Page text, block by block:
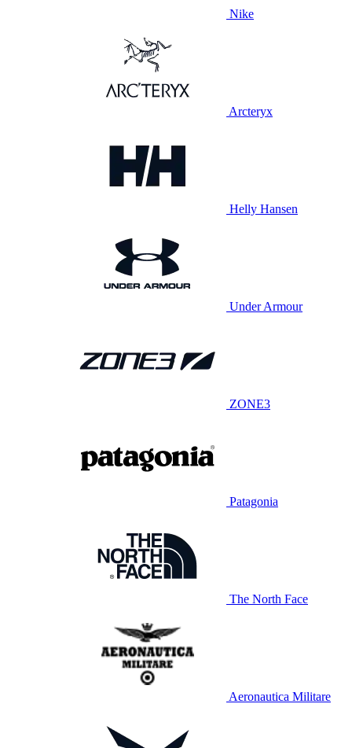
Nike
Arcteryx
Helly Hansen
Under Armour
ZONE3
Patagonia
The North Face
Aeronautica Militare